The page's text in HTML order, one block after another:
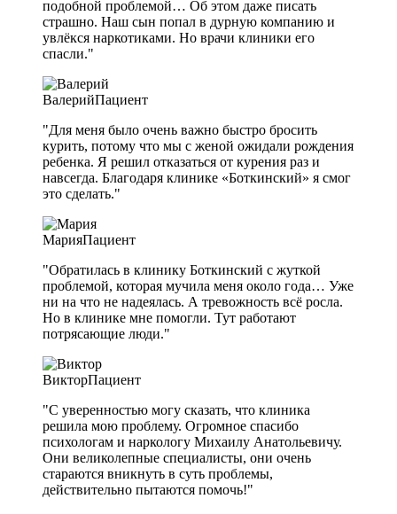
подобной проблемой… Об этом даже писать
страшно. Наш сын попал в дурную компанию и
увлёкся наркотиками. Но врачи клиники его
спасли."
ВалерийПациент
"Для меня было очень важно быстро бросить
курить, потому что мы с женой ожидали рождения
ребенка. Я решил отказаться от курения раз и
навсегда. Благодаря клинике «Боткинский» я смог
это сделать."
МарияПациент
"Обратилась в клинику Боткинский с жуткой
проблемой, которая мучила меня около года… Уже
ни на что не надеялась. А тревожность всё росла.
Но в клинике мне помогли. Тут работают
потрясающие люди."
ВикторПациент
"С уверенностью могу сказать, что клиника
решила мою проблему. Огромное спасибо
психологам и наркологу Михаилу Анатольевичу.
Они великолепные специалисты, они очень
стараются вникнуть в суть проблемы,
действительно пытаются помочь!"